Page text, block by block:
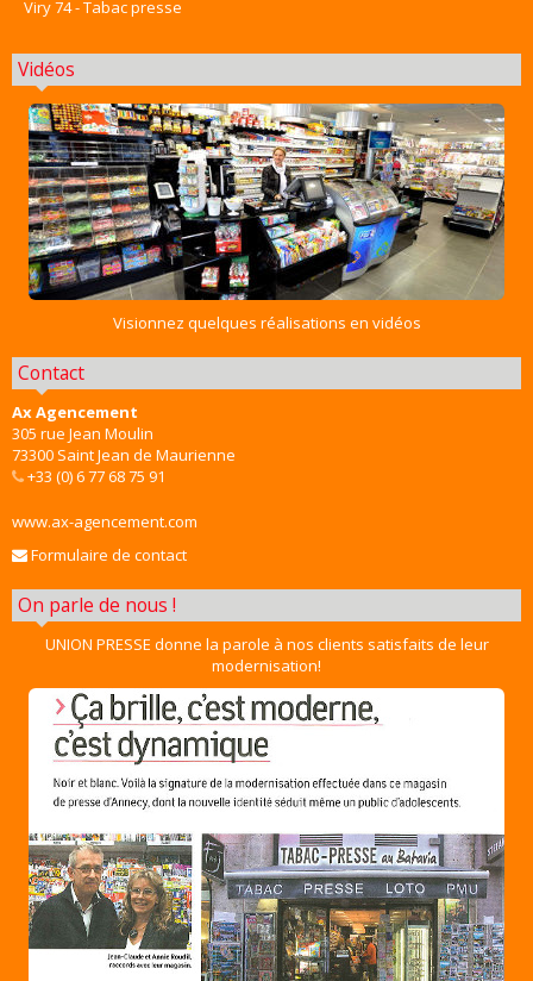
Viry 74 - Tabac presse
Vidéos
Visionnez quelques réalisations en vidéos
Contact
Ax Agencement
305 rue Jean Moulin
73300 Saint Jean de Maurienne
+33 (0) 6 77 68 75 91
www.ax-agencement.com
Formulaire de contact
On parle de nous !
UNION PRESSE donne la parole à nos clients satisfaits de leur
modernisation!